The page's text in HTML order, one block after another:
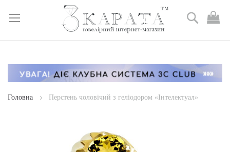
Skip
Content
Пошук
Головна Перстень чоловічий з геліодором «Інтелектуал»